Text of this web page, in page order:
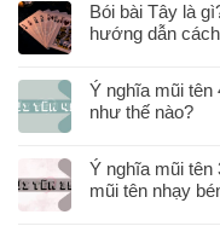
Bói bài Tây là
hướng dẫn
Ý nghĩa mũi
như thế nào?
Ý nghĩa mũi
mũi tên nhạy